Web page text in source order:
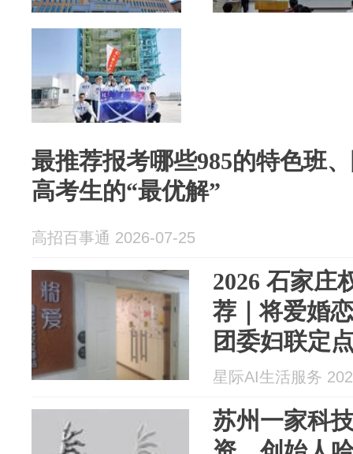
最推荐报考哪些985的特色班
高考生的“最优解”
高招百事通 2026-07-25
2026 石家庄
荐｜将爱婚
团委妇联定
一对一完整
星际AI生活服务
苏州一家科